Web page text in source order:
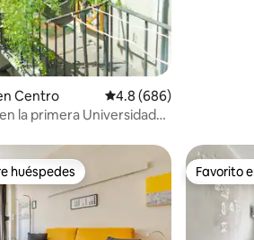
Centro Calificación promedio:
4.8 (686)
la primera Universidad
huéspedes
huéspedes Favorito
Favorito